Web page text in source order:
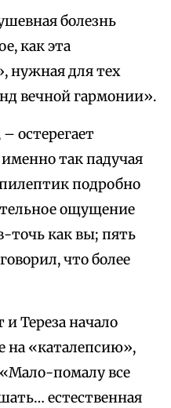
болезнь
как эта
нужная для тех
вечной гармонии».
остерегает
так падучая
подробно
ощущение
точь как вы; пять
что более
Тереза начало
на «каталепсию»,
помалу все
естественная